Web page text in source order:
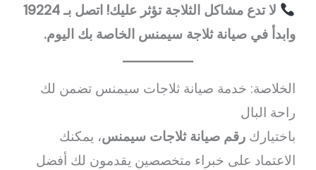
لا تدع مشاكل الثلاجة تؤثر عليك! اتصل بـ 19224
وابدأ في صيانة ثلاجة سيمنس الخاصة بك اليوم.
الخلاصة: خدمة صيانة ثلاجات سيمنس تضمن لك
راحة البال
باختياركرقم صيانة ثلاجات سيمنس، يمكنك
الاعتماد على خبراء متخصصين يقدمون لك أفضل